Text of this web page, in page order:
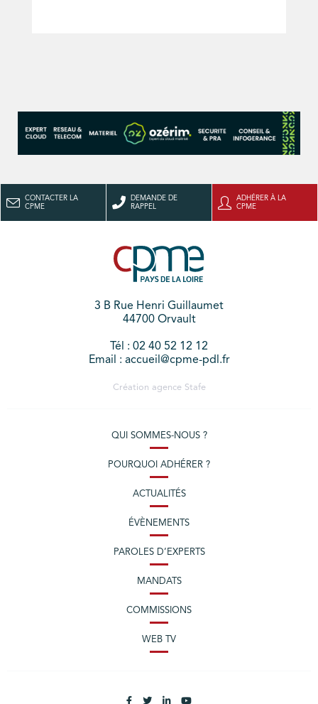
CONTACTER LA
CPME
DEMANDE DE
RAPPEL
ADHÉRER À LA
CPME
3 B Rue Henri Guillaumet
44700 Orvault
Tél : 02 40 52 12 12
Email : accueil@cpme-pdl.fr
Création agence Stafe
QUI SOMMES-NOUS ?
POURQUOI ADHÉRER ?
ACTUALITÉS
ÉVÈNEMENTS
PAROLES D’EXPERTS
MANDATS
COMMISSIONS
WEB TV